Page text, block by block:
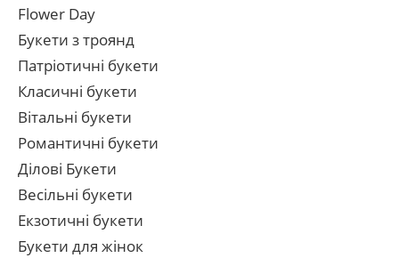
Flower Day
Букети з троянд
Патріотичні букети
Класичні букети
Вітальні букети
Романтичні букети
Ділові Букети
Весільні букети
Екзотичні букети
Букети для жінок